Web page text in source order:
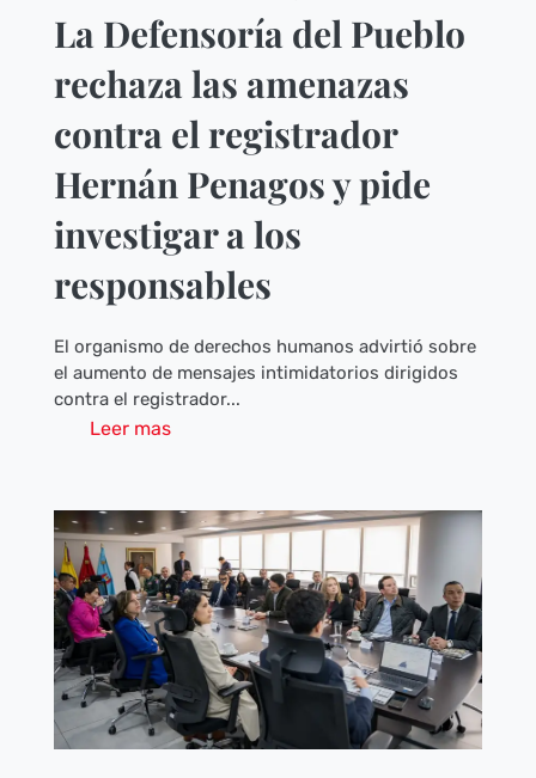
La Defensoría del Pueblo
rechaza las amenazas
contra el registrador
Hernán Penagos y pide
investigar a los
responsables
El organismo de derechos humanos advirtió sobre
el aumento de mensajes intimidatorios dirigidos
contra el registrador...
Leer mas